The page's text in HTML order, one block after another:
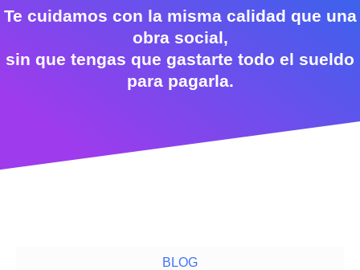
Te cuidamos con la misma calidad que una
obra social,
sin que tengas que gastarte todo el sueldo
para pagarla.
BLOG